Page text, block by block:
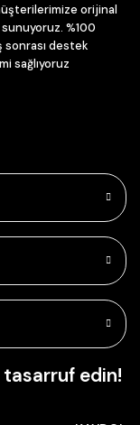
orijinal
%100
sonrası destek
sağlıyoruz
edin!